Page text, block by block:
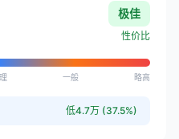
极佳
性价比
一般 略高
低4.7万 (37.5%)